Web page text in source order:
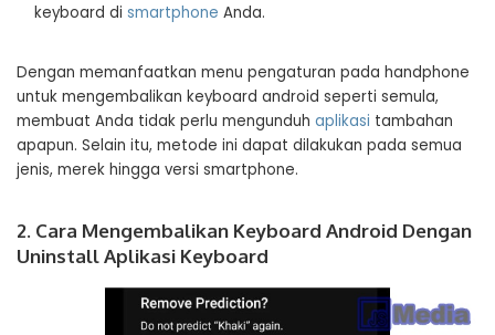
keyboard di smartphone Anda.
Dengan memanfaatkan menu pengaturan pada handphone
untuk mengembalikan keyboard android seperti semula,
membuat Anda tidak perlu mengunduh aplikasi tambahan
apapun. Selain itu, metode ini dapat dilakukan pada semua
jenis, merek hingga versi smartphone.
2. Cara Mengembalikan Keyboard Android Dengan
Uninstall Aplikasi Keyboard